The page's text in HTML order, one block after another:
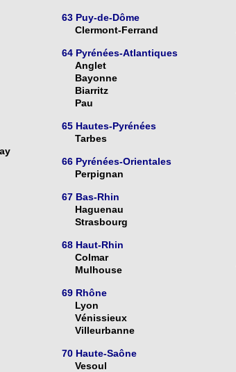
63 Puy-de-Dôme
Clermont-Ferrand
64 Pyrénées-Atlantiques
Anglet
Bayonne
Biarritz
Pau
65 Hautes-Pyrénées
Tarbes
66 Pyrénées-Orientales
Perpignan
67 Bas-Rhin
Haguenau
Strasbourg
68 Haut-Rhin
Colmar
Mulhouse
69 Rhône
Lyon
Vénissieux
Villeurbanne
70 Haute-Saône
Vesoul